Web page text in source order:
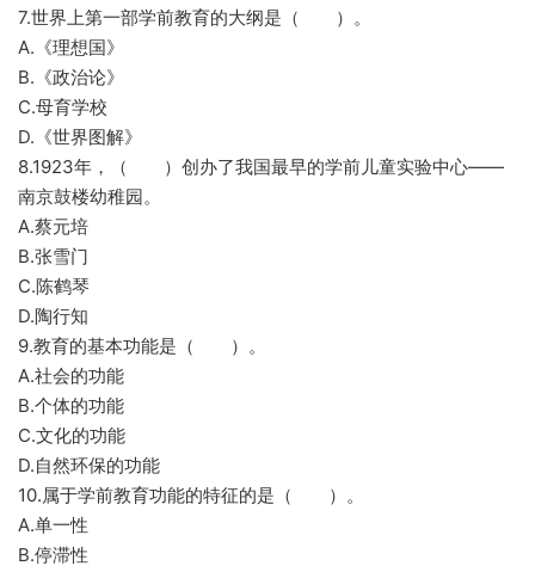
7.世界上第一部学前教育的大纲是（ ）。
A.《理想国》
B.《政治论》
C.母育学校
D.《世界图解》
8.1923年，（ ）创办了我国最早的学前儿童实验中心——
南京鼓楼幼稚园。
A.蔡元培
B.张雪门
C.陈鹤琴
D.陶行知
9.教育的基本功能是（ ）。
A.社会的功能
B.个体的功能
C.文化的功能
D.自然环保的功能
10.属于学前教育功能的特征的是（ ）。
A.单一性
B.停滞性